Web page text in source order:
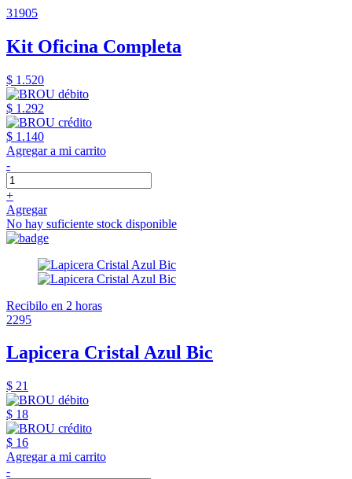
31905
Kit Oficina Completa
$ 1.520
$ 1.292
$ 1.140
Agregar a mi carrito
-
+
Agregar
No hay suficiente stock disponible
Recibilo en 2 horas
2295
Lapicera Cristal Azul Bic
$ 21
$ 18
$ 16
Agregar a mi carrito
-